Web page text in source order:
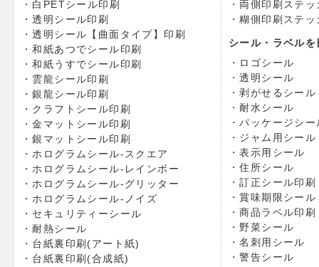
白PETシール印刷
透明シール印刷
透明シール【曲面タイプ】印刷
和紙あつでシール印刷
和紙うすでシール印刷
雲龍シール印刷
銀龍シール印刷
クラフトシール印刷
金マットシール印刷
銀マットシール印刷
ホログラムシール-スクエア
ホログラムシール-レインボー
ホログラムシール-グリッター
ホログラムシール-ノイズ
セキュリティーシール
耐熱シール
台紙裏印刷(アート紙)
台紙裏印刷(合成紙)
両側印刷ステッ
糊側印刷ステッ
シール・ラベル
ロゴシール
透明シール
剥がせるシール
耐水シール
パッケージシー
ジャム用シール
表示用シール
住所シール
訂正シール印刷
賞味期限シール
商品ラベル印刷
野菜シール
名刺用シール
警告シール